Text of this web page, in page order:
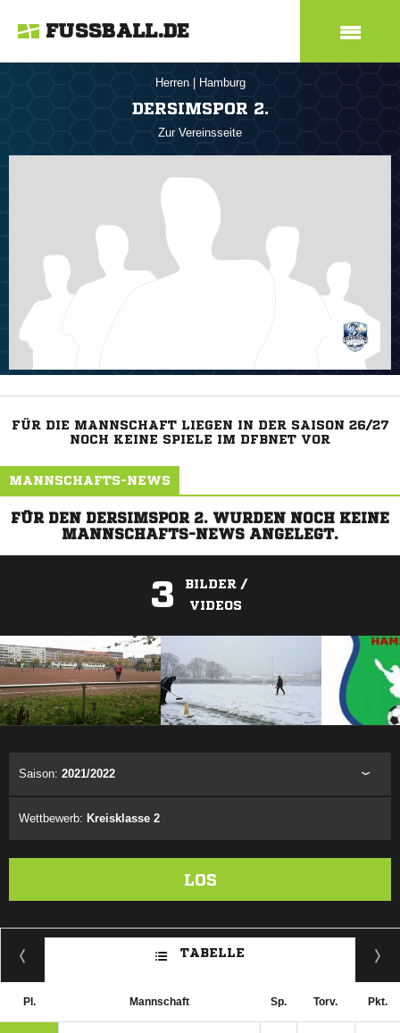
FUSSBALL.DE
Herren Hamburg
DERSIMSPOR 2.
Zur Vereinsseite
FÜR DIE MANNSCHAFT LIEGEN IN DER SAISON 26/27
NOCH KEINE SPIELE IM DFBNET VOR
MANNSCHAFTS-NEWS
FÜR DEN DERSIMSPOR 2. WURDEN NOCH KEINE
MANNSCHAFTS-NEWS ANGELEGT.
3
BILDER /
VIDEOS
Saison: 2021/2022
Wettbewerb: Kreisklasse 2
LOS
TABELLE
Pl. Mannschaft Sp. Torv. Pkt.